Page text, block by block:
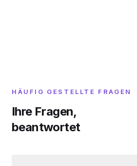
HÄUFIG GESTELLTE FRAGEN
Ihre Fragen,
beantwortet